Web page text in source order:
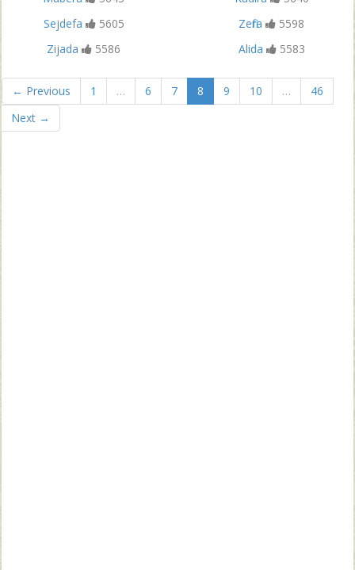
Sejdefa
5605 Zefira
5598
Zijada
5586 Alida 5583
← Previous 1 … 6 7 8 9 10 …
46
Next →